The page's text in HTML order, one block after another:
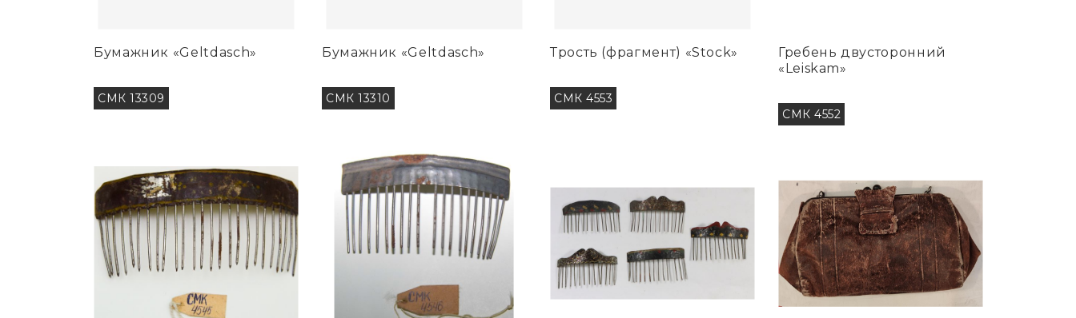
Бумажник «Geltdasch»
СМК 13309
Бумажник «Geltdasch»
СМК 13310
Трость (фрагмент) «Stock»
СМК 4553
Гребень двусторонний
«Leiskam»
СМК 4552